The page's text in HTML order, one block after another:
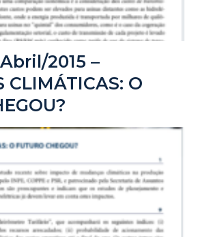
2015 –
CLIMÁTICAS: O